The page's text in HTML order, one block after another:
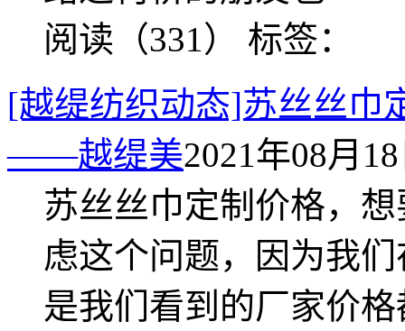
阅读（331） 标签：
[越缇纺织动态]苏丝丝巾
——越缇美2021年08月
苏丝丝巾定制价格，
虑这个问题，因为我
是我们看到的厂家价